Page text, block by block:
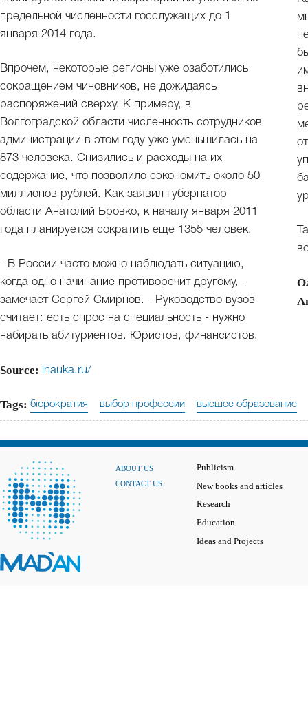
предельной численности госслужащих до 1
января 2014 года.
Впрочем, некоторые регионы уже озаботились
сокращением чиновников, не дожидаясь
распоряжений сверху. К примеру, в
Волгоградской области численность сотрудников
администрации в этом году уже уменьшилась на
873 человека. Снизились и расходы на их
содержание, что позволило сэкономить около 50
миллионов рублей. Как заявил губернатор
области Анатолий Бровко, к началу января 2011
года планируется сократить еще 1355 человек.
- В России часто можно наблюдать ситуацию,
когда одно начинание противоречит другому, -
замечает Сергей Смирнов. - Руководство вузов
считает: есть спрос на специальность - нужно
набирать абитуриентов. Юристов, финансистов,
Source: inauka.ru/
Tags: бюрократия выбор профессии высшее образование
ABOUT US
CONTACT US
Publicism
New books and articles
Research
Education
Ideas and Projects